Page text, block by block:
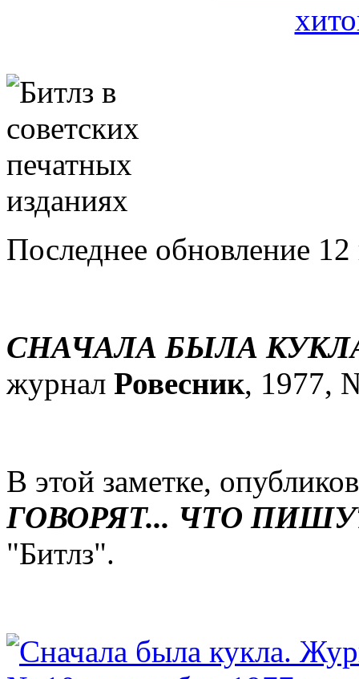
Последнее обновление
СНАЧАЛА БЫЛА
журнал Ровесник, 1977,
В этой заметке,
ГОВОРЯТ... ЧТО
"Битлз".